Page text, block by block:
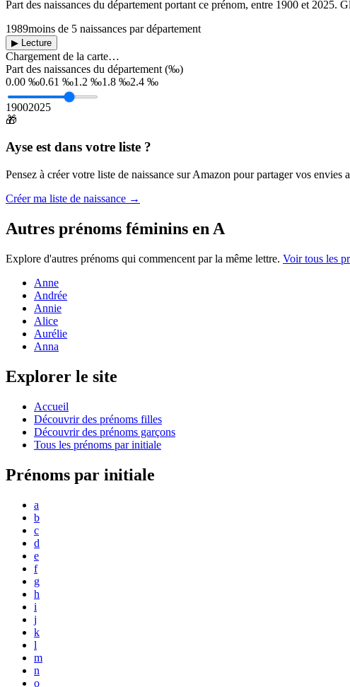
Part des naissances du département portant ce prénom, entre 1900 et 2025.
1989moins de 5 naissances par département
▶ Lecture
Chargement de la carte…
Part des naissances du département (‰)
0.00 ‰0.61 ‰1.2 ‰1.8 ‰2.4 ‰
19002025
🎁
Ayse est dans votre liste ?
Pensez à créer votre liste de naissance sur Amazon pour partager vos
Créer ma liste de naissance →
Autres prénoms féminins en A
Explore d'autres prénoms qui commencent par la même lettre. Voir tous les
Anne
Andrée
Annie
Alice
Aurélie
Anna
Explorer le site
Accueil
Découvrir des prénoms filles
Découvrir des prénoms garçons
Tous les prénoms par initiale
Prénoms par initiale
a
b
c
d
e
f
g
h
i
j
k
l
m
n
o